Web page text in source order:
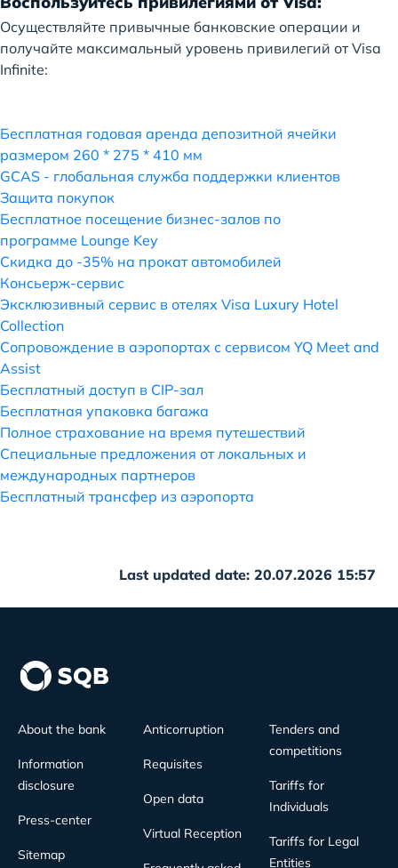
Осуществляйте привычные банковские операции и
получайте максимальный уровень привилегий от Visa
Infinite:
Бесплатная годовая аренда депозитной ячейки
размером 260 * 275 * 410 мм
GCAS - глобальная служба поддержки клиентов
Защита покупок
Бесплатное посещение бизнес-залов по
программе Lounge Key
Скидка до -35% на прокат автомобилей
Консьерж-сервис
Эксклюзивный сервис в отелях Visa Luxury Hotel
Collection
Сопровождение в аэропортах с сервисом YQ Meet and
Assist
Бесплатный доступ в CIP-зал
Бесплатная упаковка багажа
Полное страхование на время путешествий
Специальные предложения от локальных и
международных партнеров
Бесплатный трансфер из аэропорта
Last updated date: 20.07.2026 15:57
About the bank
Information
disclosure
Press-center
Sitemap
Anticorruption
Requisites
Open data
Virtual Reception
Tenders and
competitions
Tariffs for
Individuals
Tariffs for Legal
Entities